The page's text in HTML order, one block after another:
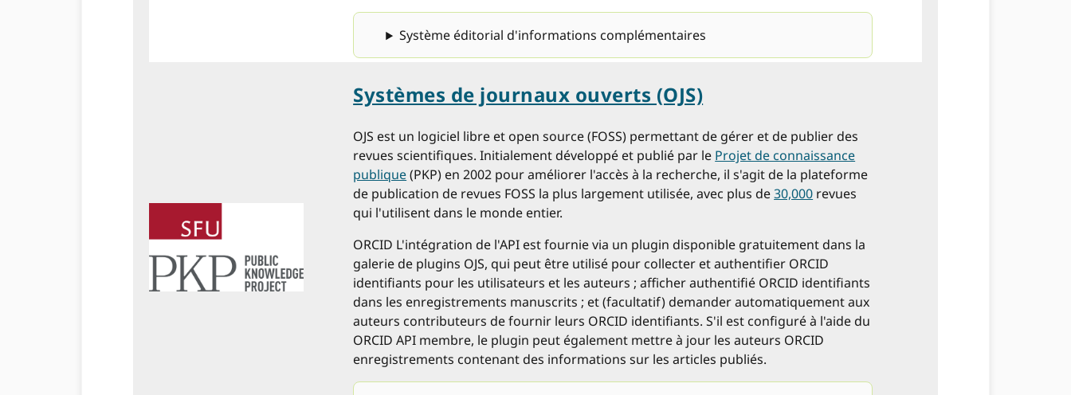
Système éditorial d'informations complémentaires
Systèmes de journaux ouverts (OJS)
OJS est un logiciel libre et open source (FOSS) permettant de gérer et de publier des
revues scientifiques. Initialement développé et publié par le Projet de connaissance
publique(PKP) en 2002 pour améliorer l'accès à la recherche, il s'agit de la plateforme
de publication de revues FOSS la plus largement utilisée, avec plus de30,000 revues
qui l'utilisent dans le monde entier.
ORCID L'intégration de l'API est fournie via un plugin disponible gratuitement dans la
galerie de plugins OJS, qui peut être utilisé pour collecter et authentifier ORCID
identifiants pour les utilisateurs et les auteurs ; afficher authentifié ORCID identifiants
dans les enregistrements manuscrits ; et (facultatif) demander automatiquement aux
auteurs contributeurs de fournir leurs ORCID identifiants. S'il est configuré à l'aide du
ORCID API membre, le plugin peut également mettre à jour les auteurs ORCID
enregistrements contenant des informations sur les articles publiés.